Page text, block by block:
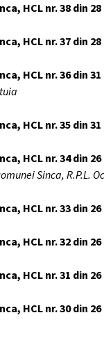
HCL nr. 38 din
HCL nr. 37 din
HCL nr. 36 din
HCL nr. 35 din
HCL nr. 34 din 26
Sinca, R.P.L.
HCL nr. 33 din 26
HCL nr. 32 din 26
HCL nr. 31 din 26
HCL nr. 30 din 26